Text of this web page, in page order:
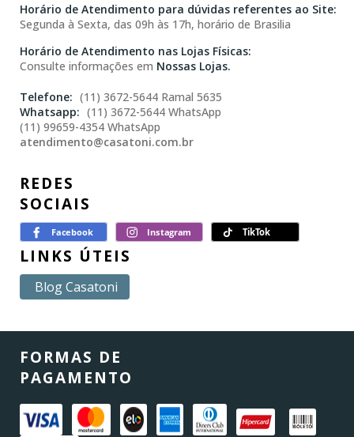
Horário de Atendimento para dúvidas referentes ao Site:
Segunda à Sexta, das 09h às 17h, horário de Brasilia
Horário de Atendimento nas Lojas Físicas:
Consulte informações em Nossas Lojas.
(11) 3672-5644 Ramal 5635
(11) 3672-5644 WhatsApp
(11) 99659-4354 WhatsApp
atendimento@casatoni.com.br
REDES
SOCIAIS
LINKS ÚTEIS
Blog Casatoni
FORMAS DE
PAGAMENTO